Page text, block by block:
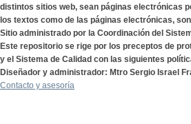
distintos sitios web, sean páginas electrónicas
los textos como de las páginas electrónicas,
Sitio administrado por la Coordinación del
Este repositorio se rige por los preceptos de
y el Sistema de Calidad con las siguientes
Diseñador y administrador: Mtro Sergio Israel
Contacto y asesoría